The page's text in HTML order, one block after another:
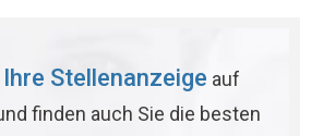
Stellenanzeige auf
finden auch Sie die besten